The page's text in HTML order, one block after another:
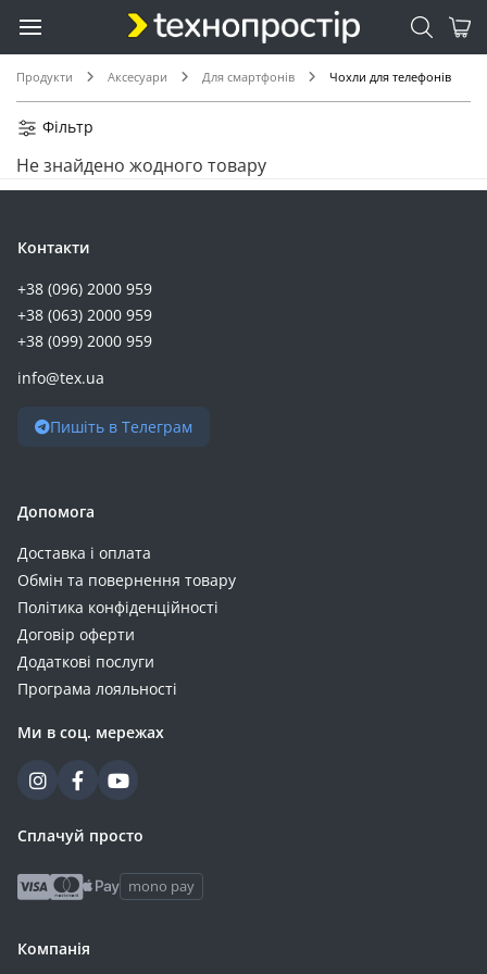
Продукти Аксесуари Для смартфонів Чохли для телефонів
Фільтр
Не знайдено жодного товару
Контакти
+38 (096) 2000 959
+38 (063) 2000 959
+38 (099) 2000 959
info@tex.ua
Пишіть в Телеграм
Допомога
Доставка і оплата
Обмін та повернення товару
Політика конфіденційності
Договір оферти
Додаткові послуги
Програма лояльності
Ми в соц. мережах
Сплачуй просто
mono pay
Компанія